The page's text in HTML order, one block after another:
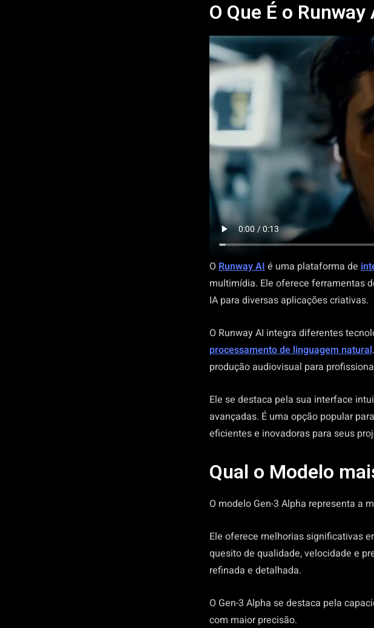
O Que É o Runway
O Runway AI é uma plataforma de
multimídia. Ele oferece ferramentas
IA para diversas aplicações criativas.
O Runway AI integra diferentes
processamento de linguagem natural
produção audiovisual para
Ele se destaca pela sua interface
avançadas. É uma opção popular
eficientes e inovadoras para seus
Qual o Modelo
O modelo Gen-3 Alpha representa a
Ele oferece melhorias significativas
quesito de qualidade, velocidade e
refinada e detalhada.
O Gen-3 Alpha se destaca pela
com maior precisão.